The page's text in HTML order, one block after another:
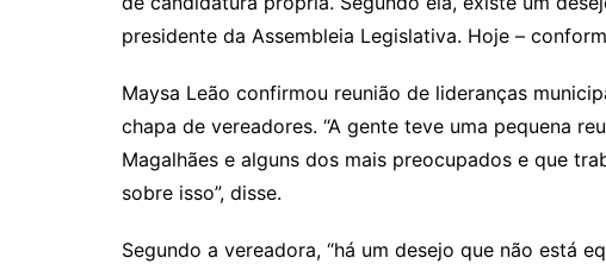
Li
k
A
p
a
dI
e
a
s
sr
o
presidente da Assembleia Legislativa. Hoje –
Maysa Leão confirmou reunião de lideranças
chapa de vereadores. “A gente teve uma pequena
Magalhães e alguns dos mais preocupados e que
sobre isso”, disse.
Segundo a vereadora, “há um desejo que não está